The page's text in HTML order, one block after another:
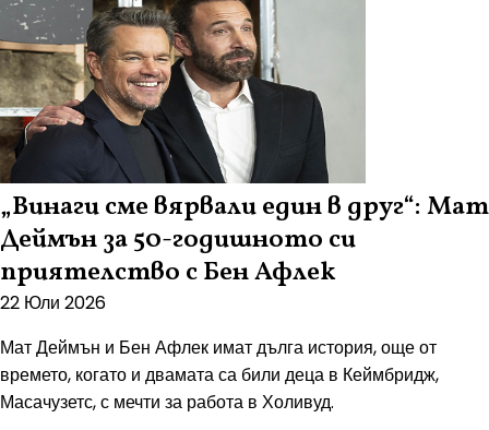
„Винаги сме вярвали един в друг“: Мат
Деймън за 50-годишното си
приятелство с Бен Афлек
22 Юли 2026
Мат Деймън и Бен Афлек имат дълга история, още от
времето, когато и двамата са били деца в Кеймбридж,
Масачузетс, с мечти за работа в Холивуд.